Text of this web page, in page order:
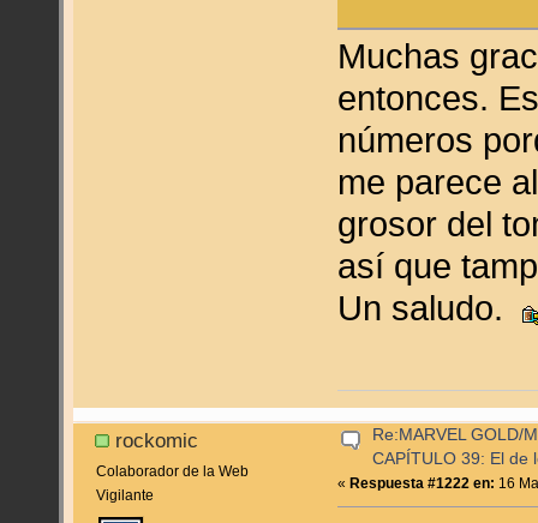
Muchas
entonces.
números
me parece
grosor del
así que
Un saludo.
rockomic
Colaborador de la Web
Vigilante
Re:MARVEL GOLD/
CAPÍTULO 39: El de
« Respuesta #1222 en: 16